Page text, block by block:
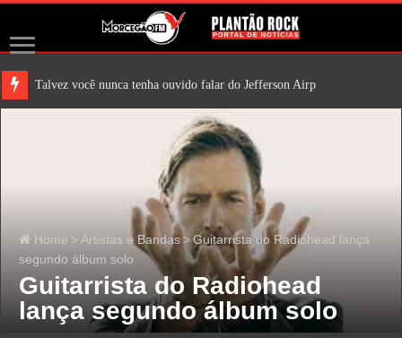
Talvez você nunca tenha ouvido falar do Jefferson Airplane. Mas é
Home > Artistas e Bandas > Guitarrista do Radiohead lança
segundo álbum solo
Guitarrista do Radiohead
lança segundo álbum solo